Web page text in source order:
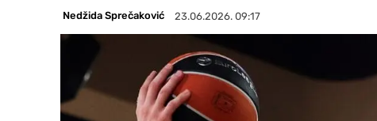
Nedžida Sprečaković 23.06.2026. 09:17